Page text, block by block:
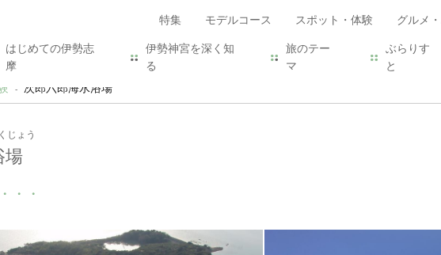
特集 モデルコース スポット・体験 グルメ
はじめての伊勢志
摩
伊勢神宮を深く知
る
旅のテー
マ
ぶらりす
と
次郎六郎海水浴場
じょう
場
・・